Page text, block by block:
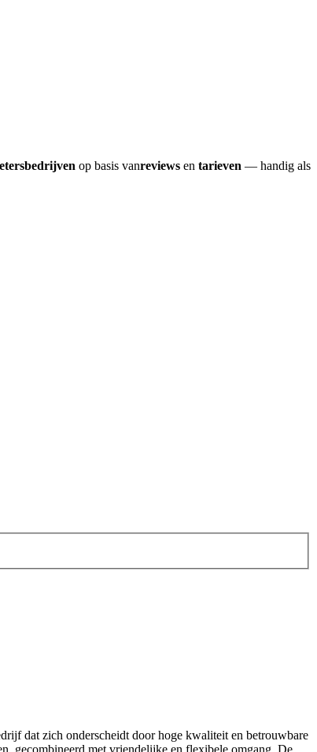
op basis vanreviews en tarieven — handig als
dat zich onderscheidt door hoge kwaliteit en betrouwbare
gecombineerd met vriendelijke en flexibele omgang. De